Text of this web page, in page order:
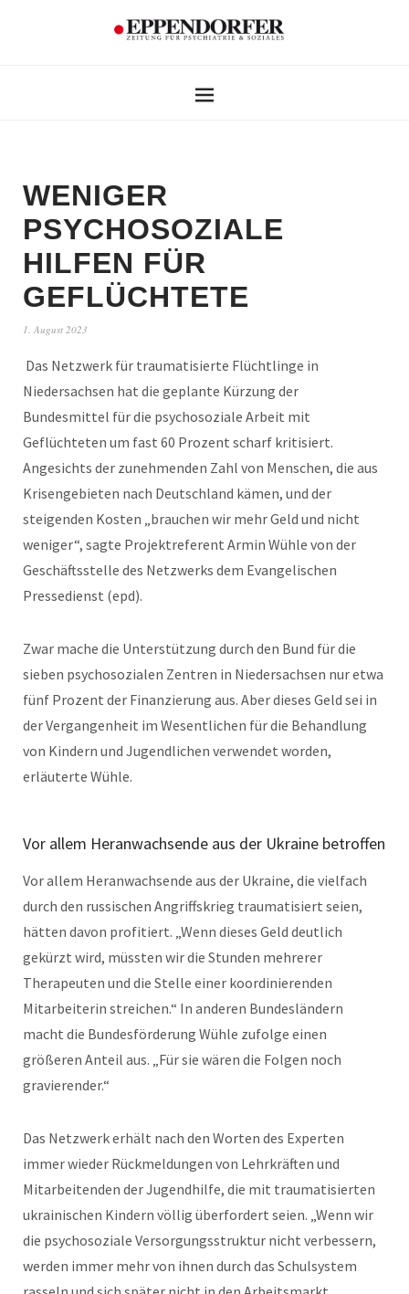
WENIGER
PSYCHOSOZIALE
HILFEN FÜR
GEFLÜCHTETE
1. August 2023
Das Netzwerk für traumatisierte Flüchtlinge in
Niedersachsen hat die geplante Kürzung der
Bundesmittel für die psychosoziale Arbeit mit
Geflüchteten um fast 60 Prozent scharf kritisiert.
Angesichts der zunehmenden Zahl von Menschen, die aus
Krisengebieten nach Deutschland kämen, und der
steigenden Kosten „brauchen wir mehr Geld und nicht
weniger“, sagte Projektreferent Armin Wühle von der
Geschäftsstelle des Netzwerks dem Evangelischen
Pressedienst (epd).
Zwar mache die Unterstützung durch den Bund für die
sieben psychosozialen Zentren in Niedersachsen nur etwa
fünf Prozent der Finanzierung aus. Aber dieses Geld sei in
der Vergangenheit im Wesentlichen für die Behandlung
von Kindern und Jugendlichen verwendet worden,
erläuterte Wühle.
Vor allem Heranwachsende aus der Ukraine betroffen
Vor allem Heranwachsende aus der Ukraine, die vielfach
durch den russischen Angriffskrieg traumatisiert seien,
hätten davon profitiert. „Wenn dieses Geld deutlich
gekürzt wird, müssten wir die Stunden mehrerer
Therapeuten und die Stelle einer koordinierenden
Mitarbeiterin streichen.“ In anderen Bundesländern
macht die Bundesförderung Wühle zufolge einen
größeren Anteil aus. „Für sie wären die Folgen noch
gravierender.“
Das Netzwerk erhält nach den Worten des Experten
immer wieder Rückmeldungen von Lehrkräften und
Mitarbeitenden der Jugendhilfe, die mit traumatisierten
ukrainischen Kindern völlig überfordert seien. „Wenn wir
die psychosoziale Versorgungsstruktur nicht verbessern,
werden immer mehr von ihnen durch das Schulsystem